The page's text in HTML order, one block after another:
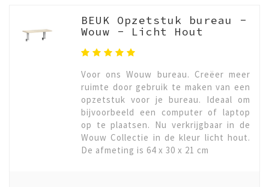
BEUK Opzetstuk bureau -
Wouw - Licht Hout
Voor ons Wouw bureau. Creëer meer
ruimte door gebruik te maken van een
opzetstuk voor je bureau. Ideaal om
bijvoorbeeld een computer of laptop
op te plaatsen. Nu verkrijgbaar in de
Wouw Collectie in de kleur licht hout.
De afmeting is 64 x 30 x 21 cm